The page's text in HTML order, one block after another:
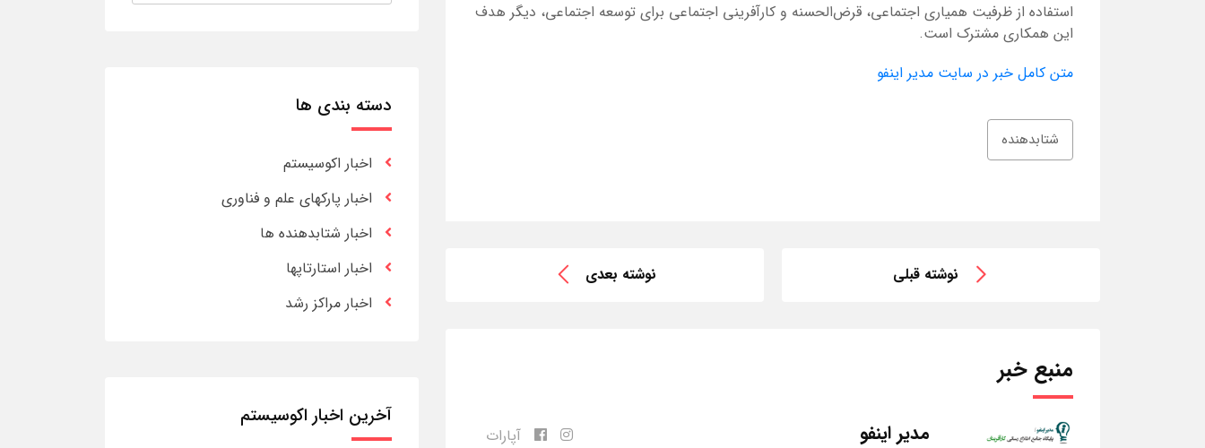
استفاده از ظرفیت همیاری اجتماعی، قرض‌الحسنه و کارآفرینی اجتماعی برای توسعه اجتماعی، دیگر هدف
این همکاری مشترک است.
متن کامل خبر در سایت مدیر اینفو
شتابدهنده
نوشته قبلی نوشته بعدی
منبع خبر
مدیر اینفو آپارات
دسته بندی ها
اخبار اکوسیستم
اخبار پارکهای علم و فناوری
اخبار شتابدهنده ها
اخبار استارتاپها
اخبار مراکز رشد
آخرین اخبار اکوسیستم